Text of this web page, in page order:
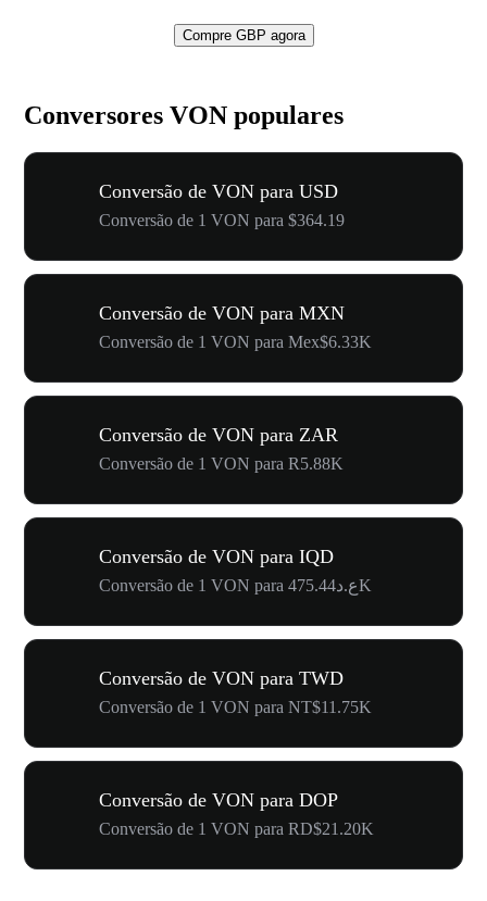
Compre GBP agora
Conversores VON populares
Conversão de VON para USD
Conversão de 1 VON para $364.19
Conversão de VON para MXN
Conversão de 1 VON para Mex$6.33K
Conversão de VON para ZAR
Conversão de 1 VON para R5.88K
Conversão de VON para IQD
Conversão de 1 VON para ع.د475.44K
Conversão de VON para TWD
Conversão de 1 VON para NT$11.75K
Conversão de VON para DOP
Conversão de 1 VON para RD$21.20K